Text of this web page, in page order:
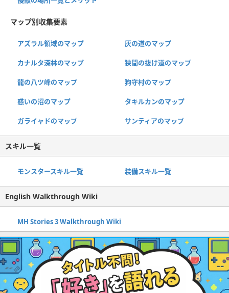
マップ別収集要素
アズラル領域のマップ 灰の道のマップ
カナルタ深林のマップ 狭間の抜け道のマップ
龍の八ツ峰のマップ 狗守村のマップ
惑いの沼のマップ タキルカンのマップ
ガライャドのマップ サンティアのマップ
スキル一覧
モンスタースキル一覧 装備スキル一覧
English Walkthrough Wiki
MH Stories 3 Walkthrough Wiki